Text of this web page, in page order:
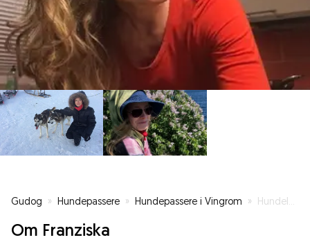
Gudog » Hundepassere » Hundepassere i Vingrom » Hundelufting
Om Franziska